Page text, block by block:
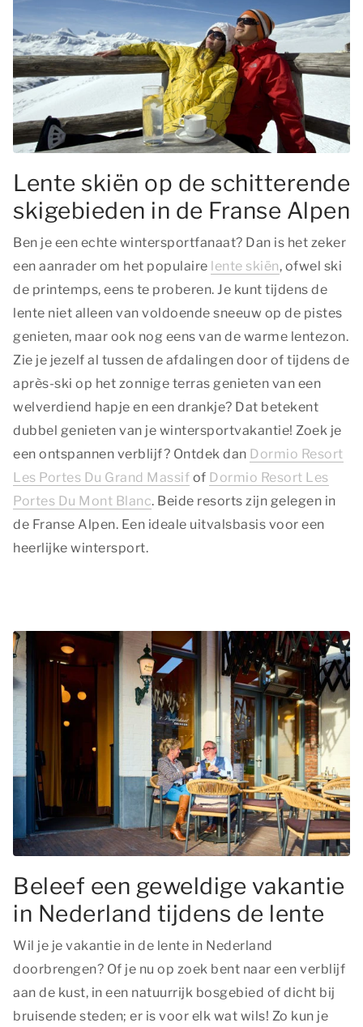
Lente skiën op de schitterende
skigebieden in de Franse Alpen
Ben je een echte wintersportfanaat? Dan is het zeker
een aanrader om het populaire lente skiën, ofwel ski
de printemps, eens te proberen. Je kunt tijdens de
lente niet alleen van voldoende sneeuw op de pistes
genieten, maar ook nog eens van de warme lentezon.
Zie je jezelf al tussen de afdalingen door of tijdens de
après-ski op het zonnige terras genieten van een
welverdiend hapje en een drankje? Dat betekent
dubbel genieten van je wintersportvakantie! Zoek je
een ontspannen verblijf? Ontdek dan Dormio Resort
Les Portes Du Grand Massif of Dormio Resort Les
Portes Du Mont Blanc. Beide resorts zijn gelegen in
de Franse Alpen. Een ideale uitvalsbasis voor een
heerlijke wintersport.
Beleef een geweldige vakantie
in Nederland tijdens de lente
Wil je je vakantie in de lente in Nederland
doorbrengen? Of je nu op zoek bent naar een verblijf
aan de kust, in een natuurrijk bosgebied of dicht bij
bruisende steden; er is voor elk wat wils! Zo kun je